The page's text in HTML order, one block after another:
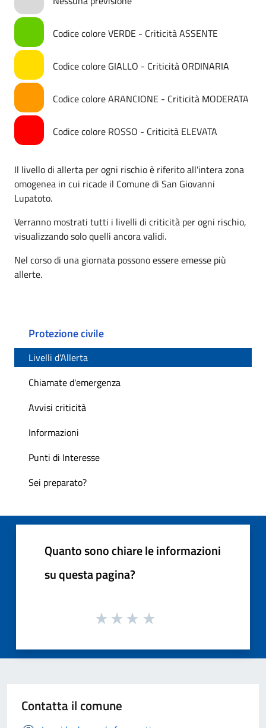
Codice colore VERDE - Criticità ASSENTE
Codice colore GIALLO - Criticità ORDINARIA
Codice colore ARANCIONE - Criticità MODERATA
Codice colore ROSSO - Criticità ELEVATA
Il livello di allerta per ogni rischio è riferito all'intera zona
omogenea in cui ricade il Comune di San Giovanni
Lupatoto.
Verranno mostrati tutti i livelli di criticità per ogni rischio,
visualizzando solo quelli ancora validi.
Nel corso di una giornata possono essere emesse più
allerte.
Protezione civile
Livelli d'Allerta
Chiamate d'emergenza
Avvisi criticità
Informazioni
Punti di Interesse
Sei preparato?
Quanto sono chiare le informazioni
su questa pagina?
Contatta il comune